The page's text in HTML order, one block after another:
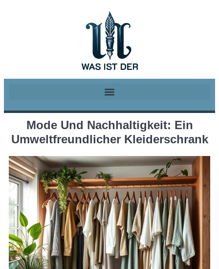
Mode Und Nachhaltigkeit: Ein
Umweltfreundlicher Kleiderschrank